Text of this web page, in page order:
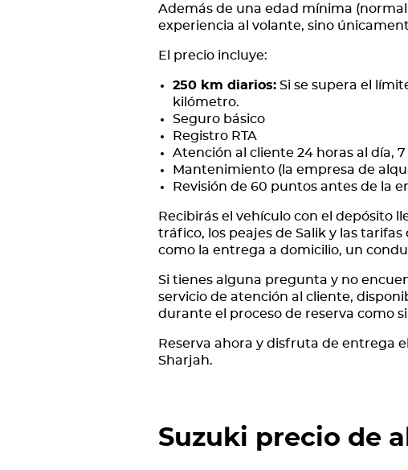
Además de una edad mínima
experiencia al volante, sino
El precio incluye:
250 km diarios: Si se supera el
kilómetro.
Seguro básico
Registro RTA
Atención al cliente 24 horas al día,
Mantenimiento (la empresa de
Revisión de 60 puntos antes de la
Recibirás el vehículo con el depósito
tráfico, los peajes de Salik y las
como la entrega a domicilio, un
Si tienes alguna pregunta y no
servicio de atención al cliente,
durante el proceso de reserva como
Reserva ahora y disfruta de entrega
Sharjah.
Suzuki precio de